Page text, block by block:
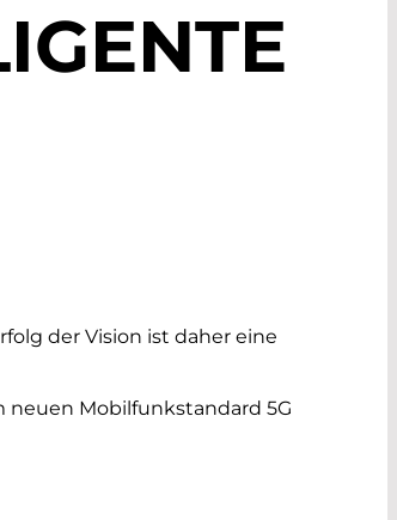
der Vision ist daher eine
neuen Mobilfunkstandard 5G